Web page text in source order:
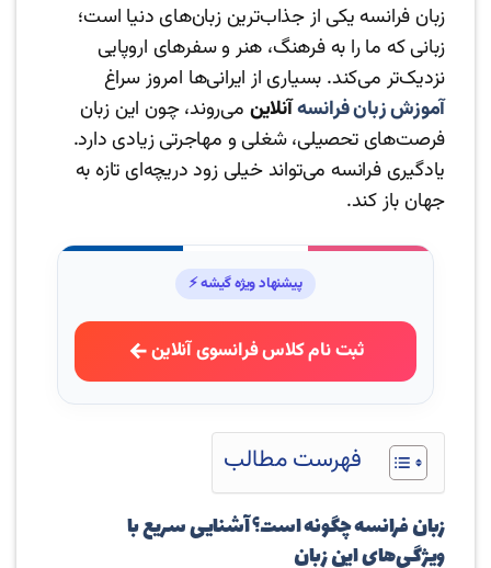
زبان فرانسه یکی از جذاب‌ترین زبان‌های دنیا است؛
زبانی که ما را به فرهنگ، هنر و سفرهای اروپایی
نزدیک‌تر می‌کند. بسیاری از ایرانی‌ها امروز سراغ
آموزش زبان فرانسهآنلاین می‌روند، چون این زبان
فرصت‌های تحصیلی، شغلی و مهاجرتی زیادی دارد.
یادگیری فرانسه می‌تواند خیلی زود دریچه‌ای تازه به
جهان باز کند.
پیشنهاد ویژه گیشه ⚡
ثبت نام کلاس فرانسوی آنلاین
فهرست مطالب
زبان فرانسه چگونه است؟ آشنایی سریع با
ویژگی‌های این زبان